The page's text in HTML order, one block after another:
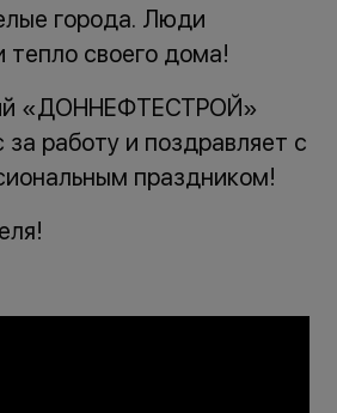
города. Люди
своего дома!
«ДОННЕФТЕСТРОЙ»
за работу и поздравляет с
праздником!